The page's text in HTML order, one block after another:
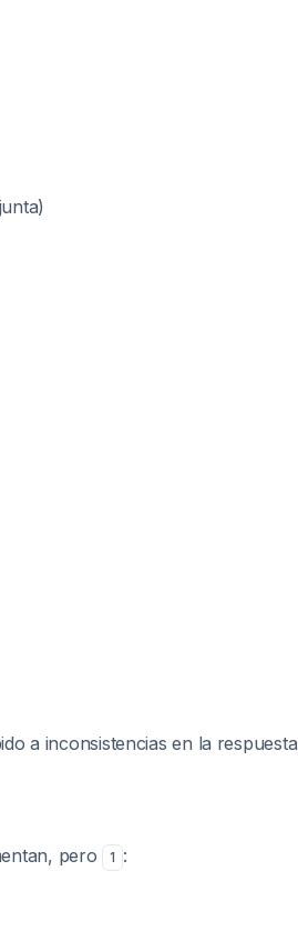
a inconsistencias en la respuesta
pero 1 :